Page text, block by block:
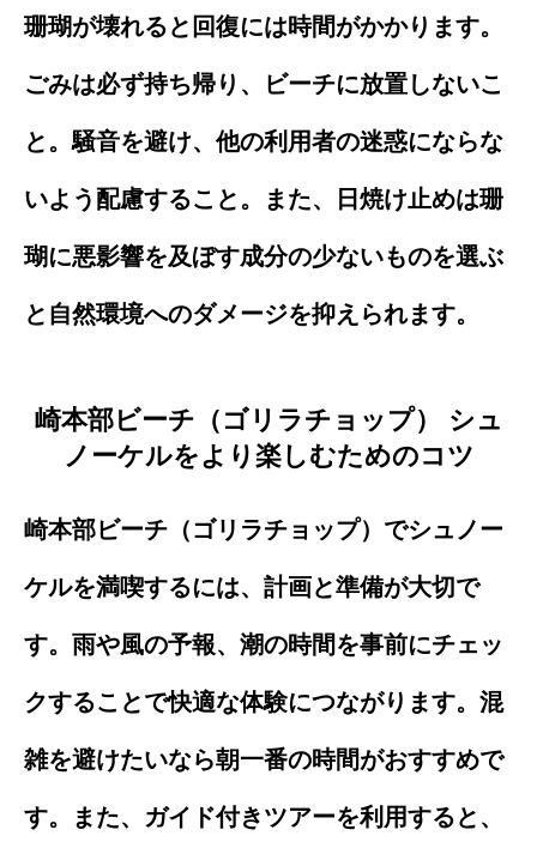
珊瑚が壊れると回復には時間がかかります。
ごみは必ず持ち帰り、ビーチに放置しないこ
と。騒音を避け、他の利用者の迷惑にならな
いよう配慮すること。また、日焼け止めは珊
瑚に悪影響を及ぼす成分の少ないものを選ぶ
と自然環境へのダメージを抑えられます。
崎本部ビーチ（ゴリラチョップ） シュ
ノーケルをより楽しむためのコツ
崎本部ビーチ（ゴリラチョップ）でシュノー
ケルを満喫するには、計画と準備が大切で
す。雨や風の予報、潮の時間を事前にチェッ
クすることで快適な体験につながります。混
雑を避けたいなら朝一番の時間がおすすめで
す。また、ガイド付きツアーを利用すると、